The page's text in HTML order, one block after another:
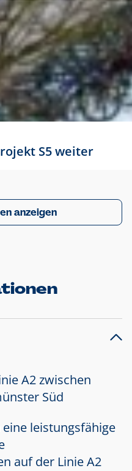
S5 weiter
anzeigen
A2 zwischen
Süd
leistungsfähige
auf der Linie A2